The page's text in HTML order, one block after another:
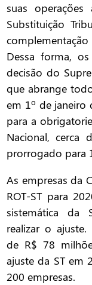
suas
Substituição
Dessa forma,
decisão do
que abrange
em 1º de janeiro
para a
Nacional, cerca
prorrogado para
As empresas da
ROT-ST para
sistemática da
realizar o
de R$ 78
ajuste da ST em
200 empresas.